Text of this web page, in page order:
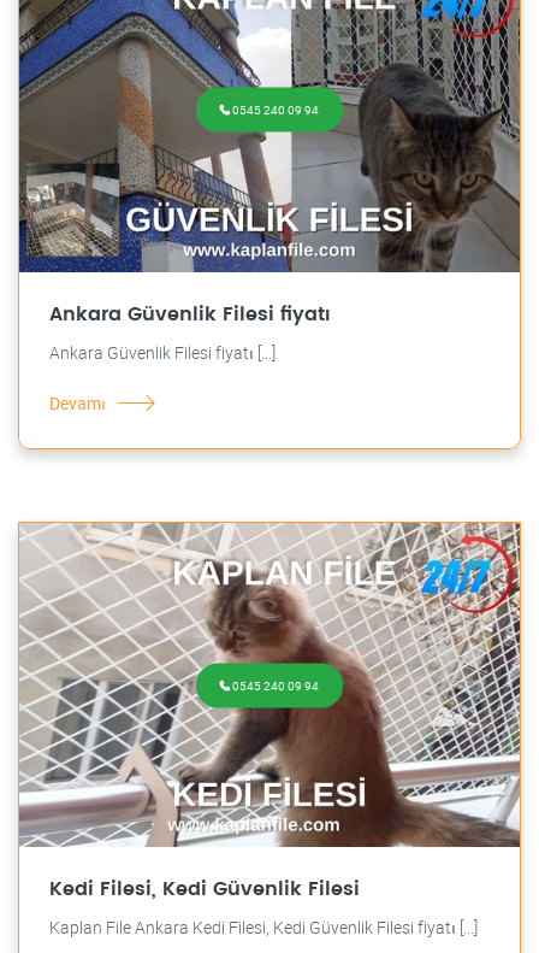
0545 240 09 94
Ankara Güvenlik Filesi fiyatı
Ankara Güvenlik Filesi fiyatı [...]
Devamı
0545 240 09 94
Kedi Filesi, Kedi Güvenlik Filesi
Kaplan File Ankara Kedi Filesi, Kedi Güvenlik Filesi fiyatı [...]